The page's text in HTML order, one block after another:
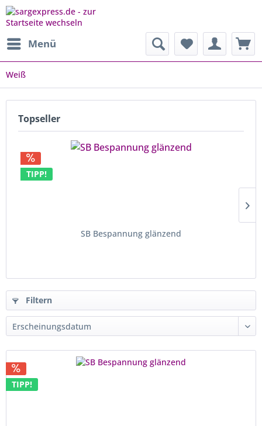
Menü
Weiß
Topseller
TIPP!
SB Bespannung glänzend
Filtern
TIPP!